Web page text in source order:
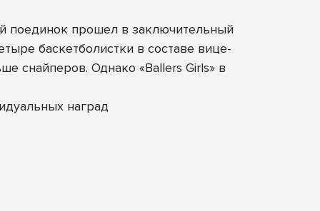
поединок прошел в заключительный
баскетболистки в составе вице-
снайперов. Однако «Ballers Girls» в
наград